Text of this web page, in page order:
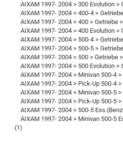
AIXAM 1997- 2004 > 300 Evolution >
AIXAM 1997- 2004 > 400-4 >
AIXAM 1997- 2004 > 400 > Getriebe
AIXAM 1997- 2004 > 400 Evolution >
AIXAM 1997- 2004 > 500-4 >
AIXAM 1997- 2004 > 500-5 >
AIXAM 1997- 2004 > 500 > Getriebe
AIXAM 1997- 2004 > 500 Evolution >
AIXAM 1997- 2004 > Minivan 500-4
AIXAM 1997- 2004 > Pick-Up 500-4
AIXAM 1997- 2004 > Minivan 500-5
AIXAM 1997- 2004 > Pick-Up 500-5
AIXAM 1997- 2004 > 500-5
AIXAM 1997- 2004 > Minivan 500-5
(1)